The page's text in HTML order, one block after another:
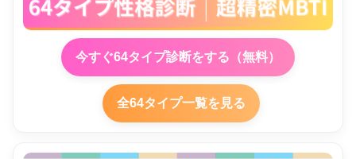
今すぐ64タイプ診断をする（無料）
全64タイプ一覧を見る